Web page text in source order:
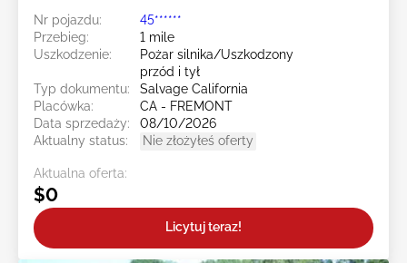
Nr pojazdu:
45******
Przebieg:
1 mile
Uszkodzenie:
Pożar silnika/Uszkodzony
przód i tył
Typ dokumentu:
Salvage California
Placówka:
CA - FREMONT
Data sprzedaży:
08/10/2026
Aktualny status:
Nie złożyłeś oferty
Aktualna oferta:
$0
Licytuj teraz!